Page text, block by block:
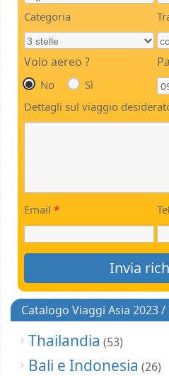
Categoria
Volo aereo ?
No Sì
Dettagli sul viaggio
Email *
Catalogo Viaggi Asia 2023 /
Thailandia (53)
Bali e Indonesia (26)